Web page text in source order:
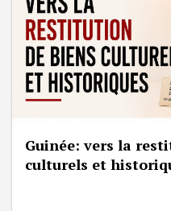
Guinée: vers la
culturels et